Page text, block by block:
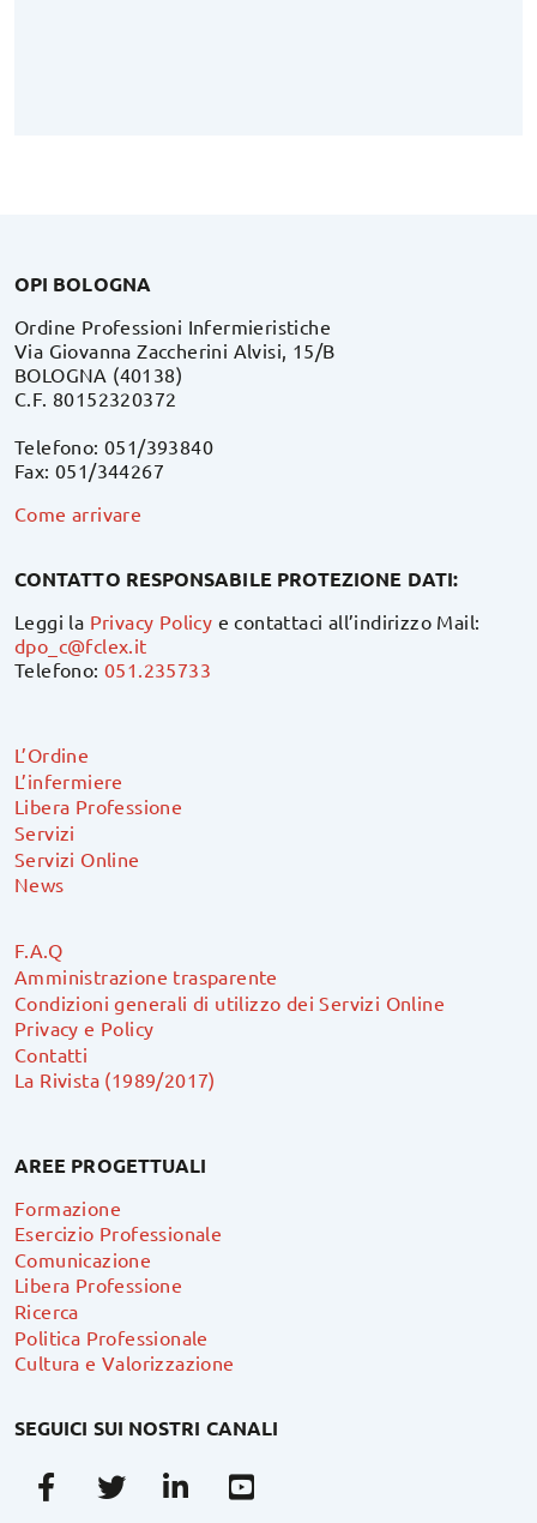
OPI BOLOGNA
Ordine Professioni Infermieristiche
Via Giovanna Zaccherini Alvisi, 15/B
BOLOGNA (40138)
C.F. 80152320372
Telefono: 051/393840
Fax: 051/344267
Come arrivare
CONTATTO RESPONSABILE PROTEZIONE DATI:
Leggi la Privacy Policy e contattaci all’indirizzo Mail:
dpo_c@fclex.it
Telefono:051.235733
L’Ordine
L’infermiere
Libera Professione
Servizi
Servizi Online
News
F.A.Q
Amministrazione trasparente
Condizioni generali di utilizzo dei Servizi Online
Privacy e Policy
Contatti
La Rivista (1989/2017)
AREE PROGETTUALI
Formazione
Esercizio Professionale
Comunicazione
Libera Professione
Ricerca
Politica Professionale
Cultura e Valorizzazione
SEGUICI SUI NOSTRI CANALI
FacebookTwitterLinkedin